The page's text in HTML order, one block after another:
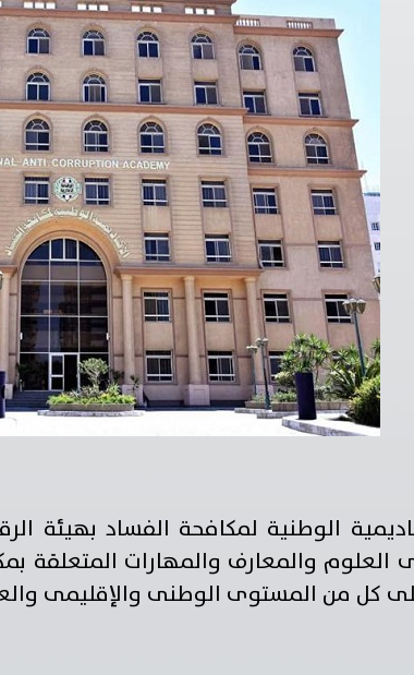
الوطنية لمكافحة الفساد بهيئة
العلوم والمعارف والمهارات المتعلقة
كل من المستوى الوطنى والإقليمى